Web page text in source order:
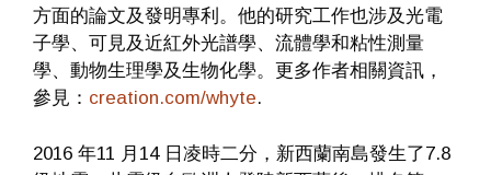
方面的論文及發明專利。他的研究工作也涉及光電
子學、可見及近紅外光譜學、流體學和粘性測量
學、動物生理學及生物化學。更多作者相關資訊，
參見： creation.com/whyte.
2016 年11 月14 日凌時二分，新西蘭南島發生了7.8